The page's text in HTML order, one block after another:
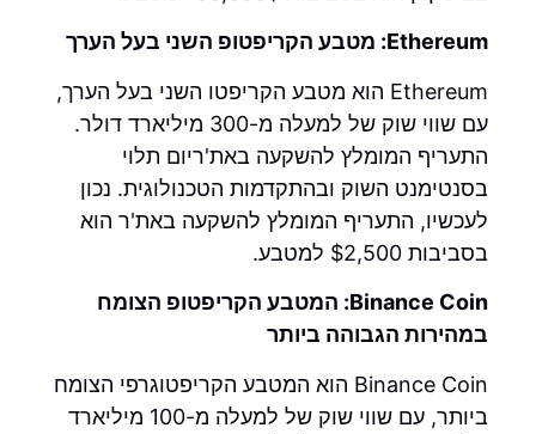
Ethereum: מטבע הקריפטופ השני בעל הערך
Ethereum הוא מטבע הקריפטו השני בעל הערך,
עם שווי שוק של למעלה מ-300 מיליארד דולר.
התעריף המומלץ להשקעה באת'ריום תלוי
בסנטימנט השוק ובהתקדמות הטכנולוגית. נכון
לעכשיו, התעריף המומלץ להשקעה באת'ר הוא
בסביבות $2,500 למטבע.
Binance Coin: המטבע הקריפטופ הצומח
במהירות הגבוהה ביותר
Binance Coin הוא המטבע הקריפטוגרפי הצומח
ביותר, עם שווי שוק של למעלה מ-100 מיליארד